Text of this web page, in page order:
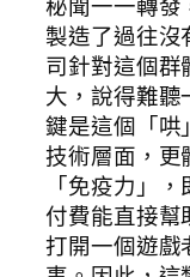
製造了過往沒
司針對這個群
大，說得難聽
鍵是這個「哄
技術層面，更
「免疫力」
付費能直接幫
打開一個遊戲